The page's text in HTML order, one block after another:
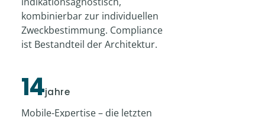
kombinierbar zur individuellen
Zweckbestimmung. Compliance
ist Bestandteil der Architektur.
14jahre
Mobile-Expertise – die letzten